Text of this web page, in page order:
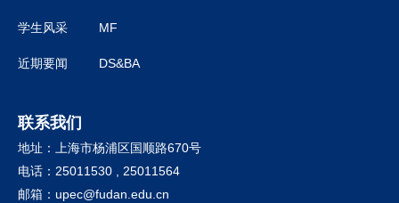
学生风采
近期要闻
MF
DS&BA
联系我们
地址：上海市杨浦区国顺路670号
电话：25011530 , 25011564
邮箱： upec@fudan.edu.cn